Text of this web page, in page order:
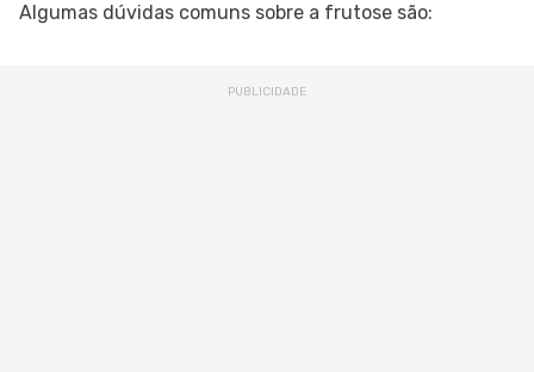
Algumas dúvidas comuns sobre a frutose são: